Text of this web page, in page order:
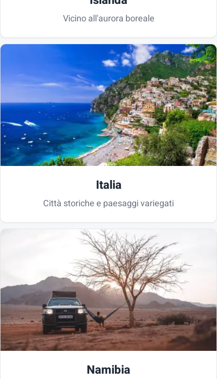
Vicino all'aurora boreale
Italia
Città storiche e paesaggi variegati
Namibia